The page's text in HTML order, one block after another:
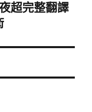
超完整翻譯